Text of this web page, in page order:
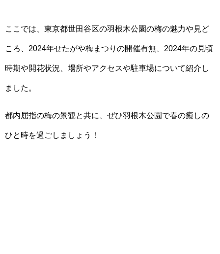
ここでは、東京都世田谷区の羽根木公園の梅の魅力や見ど
ころ、2024年せたがや梅まつりの開催有無、2024年の見頃
時期や開花状況、場所やアクセスや駐車場について紹介し
ました。
都内屈指の梅の景観と共に、ぜひ羽根木公園で春の癒しの
ひと時を過ごしましょう！